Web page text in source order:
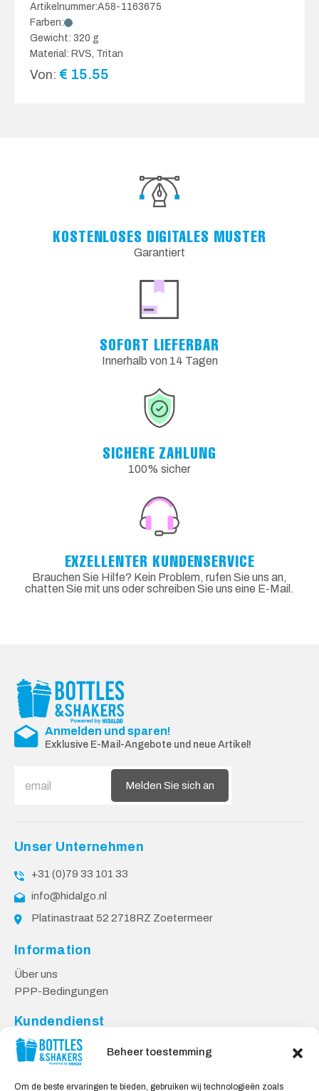
Beheer toestemming
Om de beste ervaringen te bieden, gebruiken wij technologieën zoals
Artikelnummer:A58-1163675
Farben:
Gewicht: 320 g
Material: RVS, Tritan
Von: € 15.55
KOSTENLOSES DIGITALES MUSTER
Garantiert
SOFORT LIEFERBAR
Innerhalb von 14 Tagen
SICHERE ZAHLUNG
100% sicher
EXZELLENTER KUNDENSERVICE
Brauchen Sie Hilfe? Kein Problem, rufen Sie uns an,
chatten Sie mit uns oder schreiben Sie uns eine E-Mail.
Anmelden und sparen!
Exklusive E-Mail-Angebote und neue Artikel!
Melden Sie sich an
Unser Unternehmen
+31 (0)79 33 101 33
info@hidalgo.nl
Platinastraat 52 2718RZ Zoetermeer
Information
Über uns
PPP-Bedingungen
Kundendienst
Kontakt
Lieferung & Rücksendungen